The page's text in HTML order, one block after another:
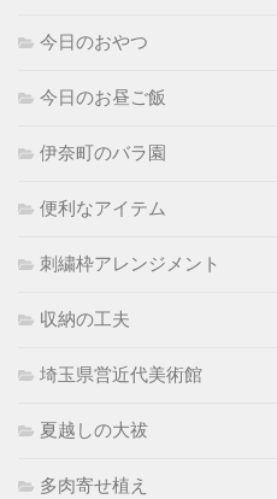
今日のおやつ
今日のお昼ご飯
伊奈町のバラ園
便利なアイテム
刺繍枠アレンジメント
収納の工夫
埼玉県営近代美術館
夏越しの大祓
多肉寄せ植え